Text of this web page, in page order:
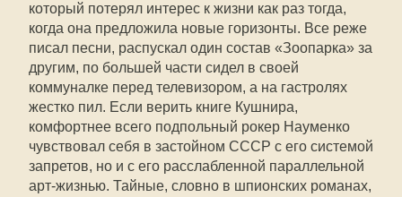
который потерял интерес к жизни как раз тогда,
когда она предложила новые горизонты. Все реже
писал песни, распускал один состав «Зоопарка» за
другим, по большей части сидел в своей
коммуналке перед телевизором, а на гастролях
жестко пил. Если верить книге Кушнира,
комфортнее всего подпольный рокер Науменко
чувствовал себя в застойном СССР с его системой
запретов, но и с его расслабленной параллельной
арт-жизнью. Тайные, словно в шпионских романах,